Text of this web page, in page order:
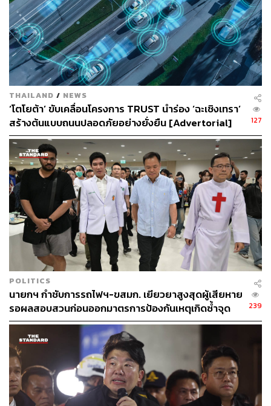
THAILAND / NEWS
‘โตโยต้า’ ขับเคลื่อนโครงการ TRUST นำร่อง ‘ฉะเชิงเทรา’
สร้างต้นแบบถนนปลอดภัยอย่างยั่งยืน [Advertorial]
127
POLITICS
นายกฯ กำชับการรถไฟฯ-ขสมก. เยียวยาสูงสุดผู้เสียหาย
รอผลสอบสวนก่อนออกมาตรการป้องกันเหตุเกิดซ้ำจุด
ตัดทางรถไฟ
239